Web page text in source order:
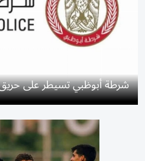
شرطة أبوظبي تسيطر على